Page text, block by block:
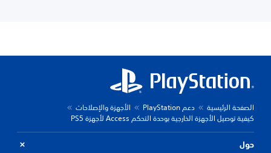
الصفحة الرئيسية دعم PlayStation
الأجهزة والإصلاحات
كيفية توصيل الأجهزة الخارجية بوحدة التحكم Access لأجهزة PS5
حول